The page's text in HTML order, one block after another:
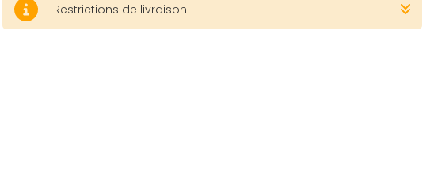
Restrictions de livraison